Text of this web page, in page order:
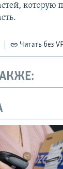
которую
Читать без